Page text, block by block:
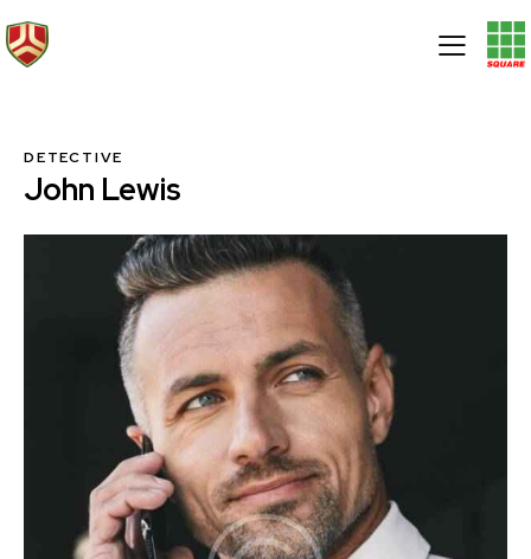
DETECTIVE
John Lewis